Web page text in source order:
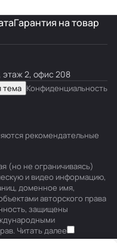
Гарантия на товар
этаж 2, офис 208
тема Конфиденциальность
рекомендательные
(но не ограничиваясь)
и видео информацию,
доменное имя,
авторского права
защищены
Читать далее